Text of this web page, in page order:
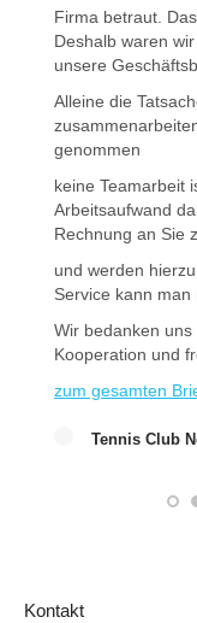
Firma betraut.
Deshalb waren
unsere
Alleine die
genommen
keine Teamarbeit
Arbeitsaufwand
Rechnung an Sie
und werden
Service kann man
Wir bedanken
Kooperation und
zum gesamten
Tennis Club
Kontakt